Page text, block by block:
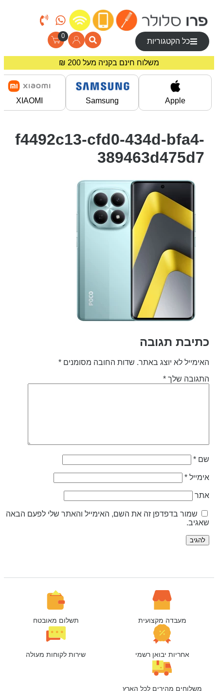
כל הקטגוריות
0
משלוח חינם בקניה מעל 200 ₪
מחירים מיוחדים לרוכשים באתר!
Apple
Samsung
XIAOMI
f4492c13-cfd0-434d-bfa4-
389463d475d7
תגובה
לא יוצג באתר. שדות החובה מסומנים*
שלך*
*
*
שמור בדפדפן זה את השם, האימייל והאתר שלי לפעם הבאה
מעבדה מקצועית תשלום מאובטח
אחריות יבואן רשמי שירות לקוחות מעולה
משלוחים מהירים לכל הארץ